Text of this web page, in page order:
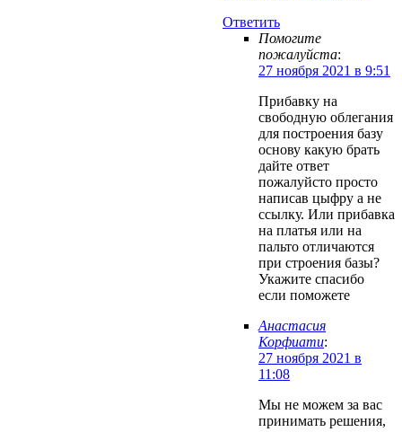
Ответить
Помогите
пожалуйста:
27 ноября 2021 в 9:51
Прибавку на
свободную облегания
для построения базу
основу какую брать
дайте ответ
пожалуйсто просто
написав цыфру а не
ссылку. Или прибавка
на платья или на
пальто отличаются
при строения базы?
Укажите спасибо
если поможете
Анастасия
Корфиати:
27 ноября 2021 в
11:08
Мы не можем за вас
принимать решения,